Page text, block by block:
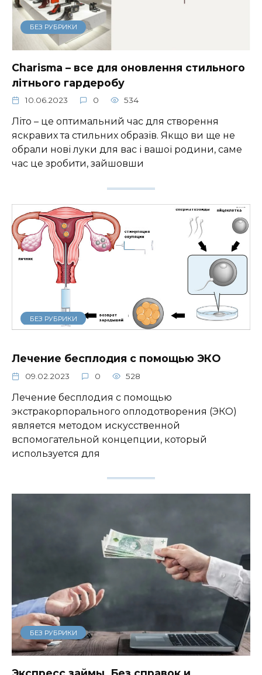
БЕЗ РУБРИКИ
Charisma – все для оновлення стильного
літнього гардеробу
10.06.2023 0 534
Літо – це оптимальний час для створення
яскравих та стильних образів. Якщо ви ще не
обрали нові луки для вас і вашої родини, саме
час це зробити, зайшовши
БЕЗ РУБРИКИ
Лечение бесплодия с помощью ЭКО
09.02.2023 0 528
Лечение бесплодия с помощью
экстракорпорального оплодотворения (ЭКО)
является методом искусственной
вспомогательной концепции, который
используется для
БЕЗ РУБРИКИ